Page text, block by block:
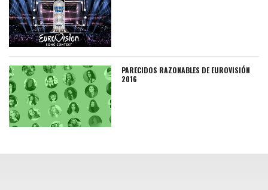
PARECIDOS RAZONABLES DE EUROVISIÓN
2016